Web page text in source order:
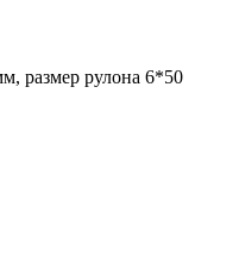
размер рулона 6*50